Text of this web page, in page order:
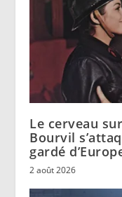
Le cerveau
Bourvil
gardé
2 août 2026